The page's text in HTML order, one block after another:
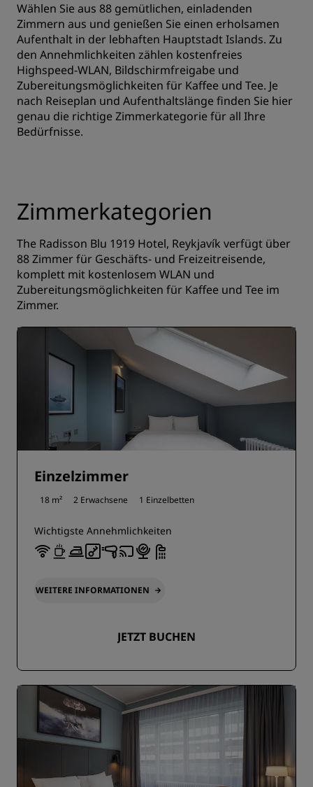
Wählen Sie aus 88 gemütlichen, einladenden
Zimmern aus und genießen Sie einen erholsamen
Aufenthalt in der lebhaften Hauptstadt Islands. Zu
den Annehmlichkeiten zählen kostenfreies
Highspeed-WLAN, Bildschirmfreigabe und
Zubereitungsmöglichkeiten für Kaffee und Tee. Je
nach Reiseplan und Aufenthaltslänge finden Sie hier
genau die richtige Zimmerkategorie für all Ihre
Bedürfnisse.
Zimmerkategorien
The Radisson Blu 1919 Hotel, Reykjavík verfügt über
88 Zimmer für Geschäfts- und Freizeitreisende,
komplett mit kostenlosem WLAN und
Zubereitungsmöglichkeiten für Kaffee und Tee im
Zimmer.
Einzelzimmer
18 m² 2 Erwachsene 1 Einzelbetten
Wichtigste Annehmlichkeiten
WEITERE INFORMATIONEN
JETZT BUCHEN